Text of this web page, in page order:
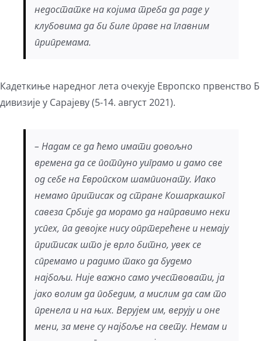
недостатке на којима треба да раде у
клубовима да би биле праве на главним
припремама.
Кадеткиње наредног лета очекује Европско првенство Б
дивизије у Сарајеву (5-14. август 2021).
– Надам се да ћемо имати довољно
времена да се потпуно уиграмо и дамо све
од себе на Европском шампионату. Иако
немамо притисак од стране Кошаркашког
савеза Србије да морамо да направимо неки
успех, па девојке нису опртерећене и немају
притисак што је врло битно, увек се
спремамо и радимо тако да будемо
најбољи. Није важно само учествовати, ја
јако волим да победим, а мислим да сам то
пренела и на њих. Верујем им, верују и оне
мени, за мене су најбоље на свету. Немам и